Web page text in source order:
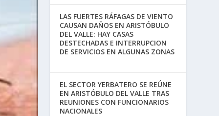
LAS FUERTES RÁFAGAS DE VIENTO
CAUSAN DAÑOS EN ARISTÓBULO
DEL VALLE: HAY CASAS
DESTECHADAS E INTERRUPCION
DE SERVICIOS EN ALGUNAS ZONAS
EL SECTOR YERBATERO SE REÚNE
EN ARISTÓBULO DEL VALLE TRAS
REUNIONES CON FUNCIONARIOS
NACIONALES